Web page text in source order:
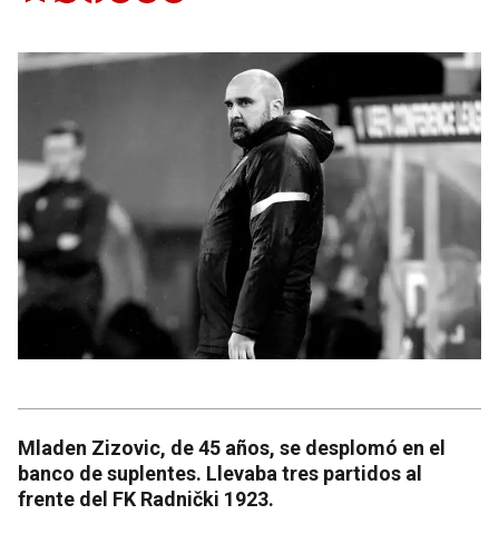
Mladen Zizovic, de 45 años, se desplomó en el
banco de suplentes. Llevaba tres partidos al
frente del FK Radnički 1923.